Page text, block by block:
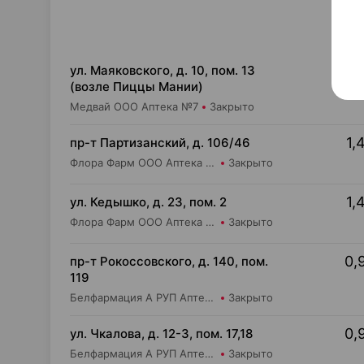
ул. Маяковского, д. 10, пом. 13
(возле Пиццы Мании)
Медвай ООО Аптека №7 Закрыто
пр-т Партизанский, д. 106/46
Флора Фарм ООО Аптека №20 Закрыто
ул. Кедышко, д. 23, пом. 2
Флора Фарм ООО Аптека №21 Закрыто
пр-т Рокоссовского, д. 140, пом.
119
Белфармация А РУП Аптека №57 Закрыто
ул. Чкалова, д. 12-3, пом. 17,18
Белфармация А РУП Аптека №8 Закрыто